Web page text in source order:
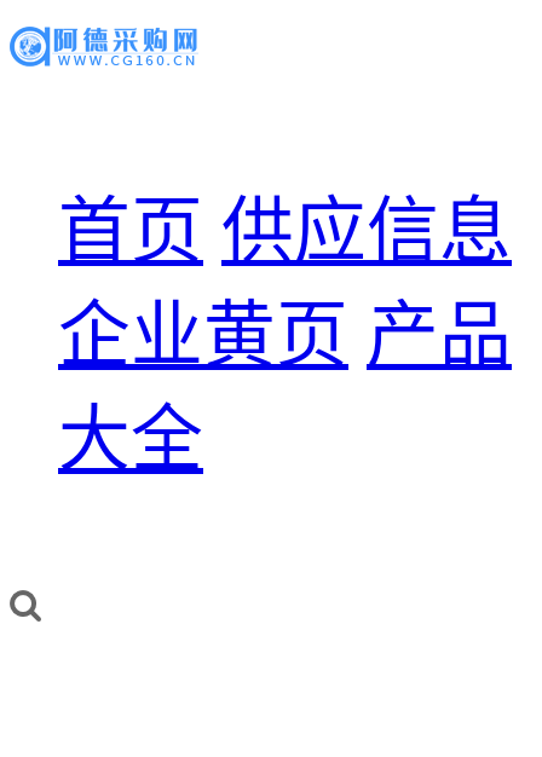
首页 供应信息
企业黄页 产品
大全